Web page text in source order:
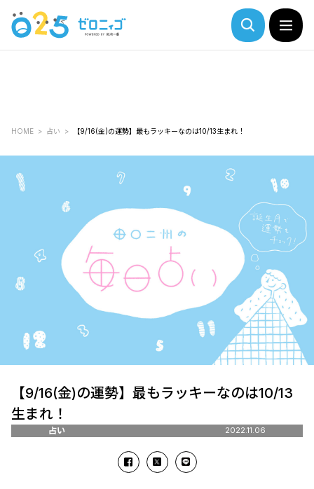
HOME 占い 【9/16(金)の運勢】最もラッキーなのは10/13生まれ！
【9/16(金)の運勢】最もラッキーなのは10/13
生まれ！
占い 2022.11.06